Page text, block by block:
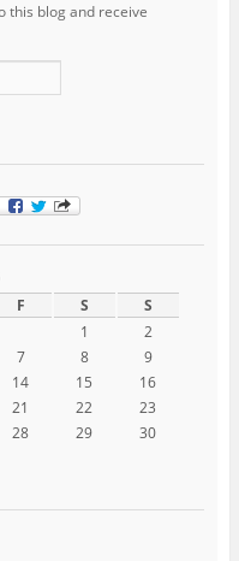
this blog and receive
F S
S
1
2
7 8
9
14 15
16
21 22
23
28 29
30